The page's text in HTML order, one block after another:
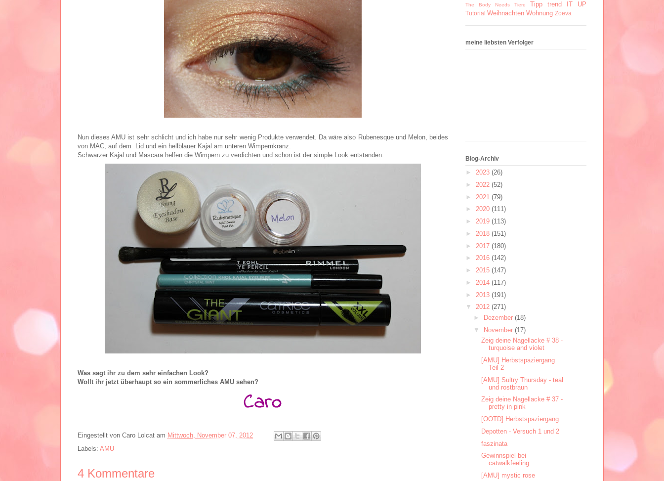
Nun dieses AMU ist sehr schlicht und ich habe nur sehr wenig Produkte verwendet. Da wäre also Rubenesque und Melon, beides
von MAC, auf dem Lid und ein hellblauer Kajal am unteren Wimpernkranz.
Schwarzer Kajal und Mascara helfen die Wimpern zu verdichten und schon ist der simple Look entstanden.
Was sagt ihr zu dem sehr einfachen Look?
Wollt ihr jetzt überhaupt so ein sommerliches AMU sehen?
Eingestellt von Caro Lolcat am Mittwoch, November 07, 2012
Labels: AMU
4 Kommentare
The Body Needs Tiere Tipp trend IT UP
Tutorial Weihnachten Wohnung Zoeva
meine liebsten Verfolger
Blog-Archiv
► 2023 (26)
► 2022 (52)
► 2021 (79)
► 2020 (111)
► 2019 (113)
► 2018 (151)
► 2017 (180)
► 2016 (142)
► 2015 (147)
► 2014 (117)
► 2013 (191)
▼ 2012 (271)
►
Dezember (18)
▼ November (17)
Zeig deine Nagellacke # 38 -
turquoise and violet
[AMU] Herbstspaziergang
Teil 2
[AMU] Sultry Thursday - teal
und rostbraun
Zeig deine Nagellacke # 37 -
pretty in pink
[OOTD] Herbstspaziergang
Depotten - Versuch 1 und 2
faszinata
Gewinnspiel bei
catwalkfeeling
[AMU] mystic rose